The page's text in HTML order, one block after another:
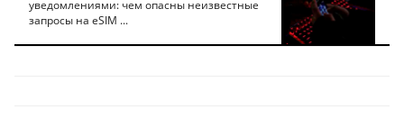
уведомлениями: чем опасны неизвестные
запросы на eSIM ...